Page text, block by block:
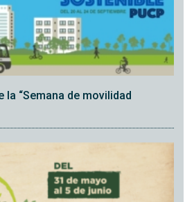
la “Semana de movilidad